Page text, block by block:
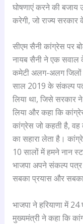
घोषणाएं करने की
करेगी, जो राज्य
सीएम सैनी कांग्रेस पर
नायब सैनी ने एक
कमेटी अलग-अलग जिलों
साल 2019 के संकल्प
लिया था, जिसे सरकार
लिया और कहा कि
कांग्रेस जो कहती है, वह
का सहारा लेता है।
10 सालों में हमने नान
भाजपा अपने संकल्प
सबका प्रयास और
भाजपा ने हरियाणा में
मुख्यमंत्री ने कहा कि